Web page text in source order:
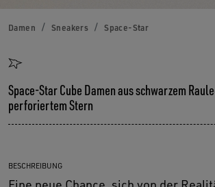
Damen Sneakers Space-Star
Space-Star Cube Damen aus schwarzem
perforiertem Stern
BESCHREIBUNG